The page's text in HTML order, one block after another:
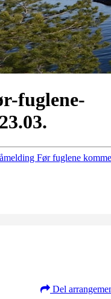
fuglene-
Før fuglene
Del